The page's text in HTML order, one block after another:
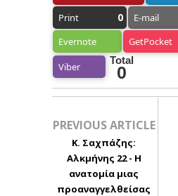
Print 0 E-mail
Evernote GetPocket
Viber
Total
0
PREVIOUS ARTICLE
Κ. Σαχπάζης:
Αλκμήνης 22 - Η
ανατομία μιας
προαναγγελθείσας